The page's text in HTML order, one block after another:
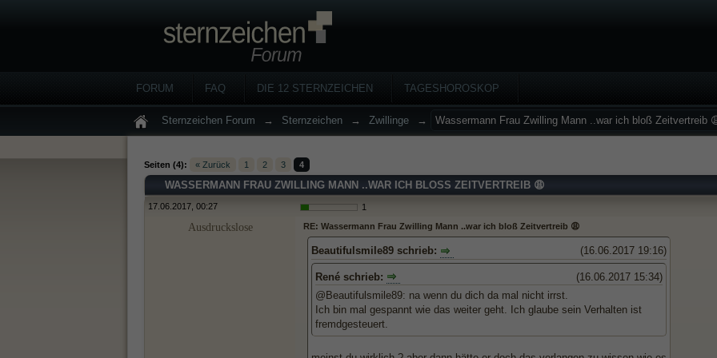
FORUM FAQ DIE 12 STERNZEICHEN TAGESHOROSKOP
Sternzeichen Forum → Sternzeichen → Zwillinge → Wassermann Frau Zwilling Mann ..war ich bloß Zeitvertreib
Seiten (4): « Zurück 1 2 3 4
WASSERMANN FRAU ZWILLING MANN ..WAR ICH BLOSS ZEITVERTREIB 😩
17.06.2017, 00:27 1
Ausdruckslose RE: Wassermann Frau Zwilling Mann ..war ich bloß Zeitvertreib 😩
(16.06.2017 19:16)
Beautifulsmile89 schrieb:
(16.06.2017 15:34)
René schrieb:
@Beautifulsmile89: na wenn du dich da mal nicht irrst.
Ich bin mal gespannt wie das weiter geht. Ich glaube sein Verhalten ist
fremdgesteuert.